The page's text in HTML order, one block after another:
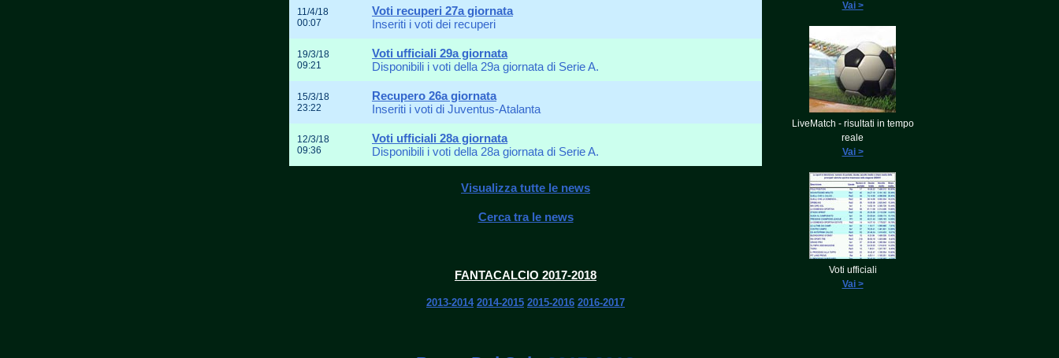
11/4/18
00:07
Voti recuperi 27a giornata
Inseriti i voti dei recuperi
19/3/18
09:21
Voti ufficiali 29a giornata
Disponibili i voti della 29a giornata di Serie A.
15/3/18
23:22
Recupero 26a giornata
Inseriti i voti di Juventus-Atalanta
12/3/18
09:36
Voti ufficiali 28a giornata
Disponibili i voti della 28a giornata di Serie A.
Visualizza tutte le news
Cerca tra le news
FANTACALCIO 2017-2018
2013-2014 2014-2015 2015-2016 2016-2017
Vai >
LiveMatch - risultati in tempo
reale
Vai >
Voti ufficiali
Vai >